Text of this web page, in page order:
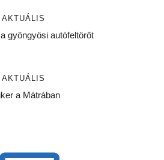
gyöngyösi autófeltörőt
a Mátrában